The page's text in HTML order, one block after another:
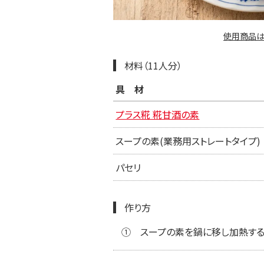
使用商品
材料（11人分）
具材
プラス糀 糀甘酒の素
スープの素(業務用ストレートタイプ)
パセリ
作り方
①
スープの素を鍋に移し加熱する